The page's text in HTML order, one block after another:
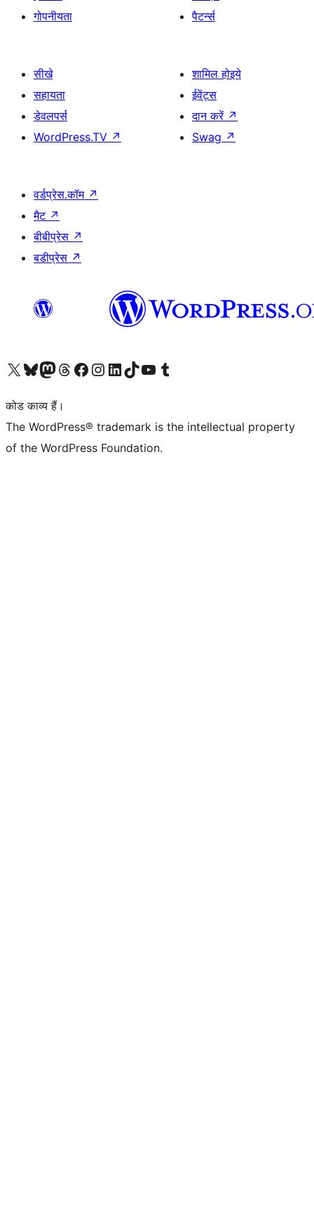
गोपनीयता
पैटर्न्स
सीखे
सहायता
डेवलपर्स
WordPress.TV ↗
शामिल होइये
ईवेंट्स
दान करें ↗
Swag ↗
वर्डप्रेस.कॉम ↗
मैट ↗
बीबीप्रेस ↗
बडीप्रेस ↗
Visit our X (formerly Twitter) account
हमारे बलुस्की खाते पर जाएँVisit our Mastodon account
हमारे थ्रेड्स अकाउंट पर जाएंहमारे फेसबुक पेज पर जाएँहमारे इंस्टाग्राम अकाउंट पर जाएंहमारे लिंक्डइन खाते पर जाएँहमारे टिकटॉक खाते पर जाएँहमारे यूट्यूब चैनल पर जाएंहमारे Tumblr खाते पर जाएँ
कोड काव्य हैं।
The WordPress® trademark is the intellectual property
of the WordPress Foundation.